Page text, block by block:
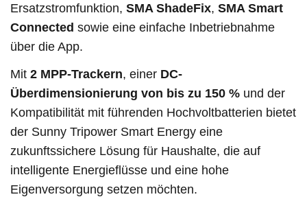
Ersatzstromfunktion, SMA ShadeFix, SMA Smart
Connected sowie eine einfache Inbetriebnahme
über die App.
Mit 2 MPP-Trackern, einer DC-
Überdimensionierung von bis zu 150 % und der
Kompatibilität mit führenden Hochvoltbatterien bietet
der Sunny Tripower Smart Energy eine
zukunftssichere Lösung für Haushalte, die auf
intelligente Energieflüsse und eine hohe
Eigenversorgung setzen möchten.